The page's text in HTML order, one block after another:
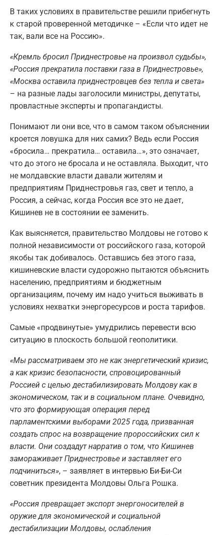
В таких условиях в правительстве решили прибегнуть
к старой проверенной методичке – «Если что идет не
так, вали все на Россию».
«Кремль бросил Приднестровье на произвол судьбы»,
«Россия прекратила поставки газа в Приднестровье»,
«Москва оставила приднестровцев без тепла и света»
– на разные лады заголосили министры, депутаты,
провластные эксперты и пропагандисты.
Понимают ли они все, что в самом таком объяснении
кроется ловушка для них самих? Ведь если Россия
«бросила… прекратила… оставила…», это означает,
что до этого не бросала и не оставляла. Выходит, что
не молдавские власти давали жителям и
предприятиям Приднестровья газ, свет и тепло, а
Россия, а сейчас, когда Россия все это не дает,
Кишинев не в состоянии ее заменить.
Как выясняется, правительство Молдовы не готово к
полной независимости от российского газа, которой
якобы так добивалось. Оставшись без этого газа,
кишиневские власти судорожно пытаются объяснить
населению, предприятиям и бюджетным
организациям, почему им надо учиться выживать в
условиях нехватки энергоресурсов и роста тарифов.
Самые «продвинутые» умудрились перевести всю
ситуацию в плоскость большой геополитики.
«Мы рассматриваем это не как энергетический кризис,
а как кризис безопасности, спровоцированный
Россией с целью дестабилизировать Молдову как в
экономическом, так и в социальном плане. Очевидно,
что это формирующая операция перед
парламентскими выборами 2025 года, призванная
создать спрос на возвращение пророссийских сил к
власти. Они создадут нарратив о том, что Кишинев
замораживает Приднестровье и заставляет его
подчиниться», – заявляет в интервью Би-Би-Си
советник президента Молдовы Ольга Рошка.
«Россия превращает экспорт энергоносителей в
оружие для экономической и социальной
дестабилизации Молдовы, ослабления